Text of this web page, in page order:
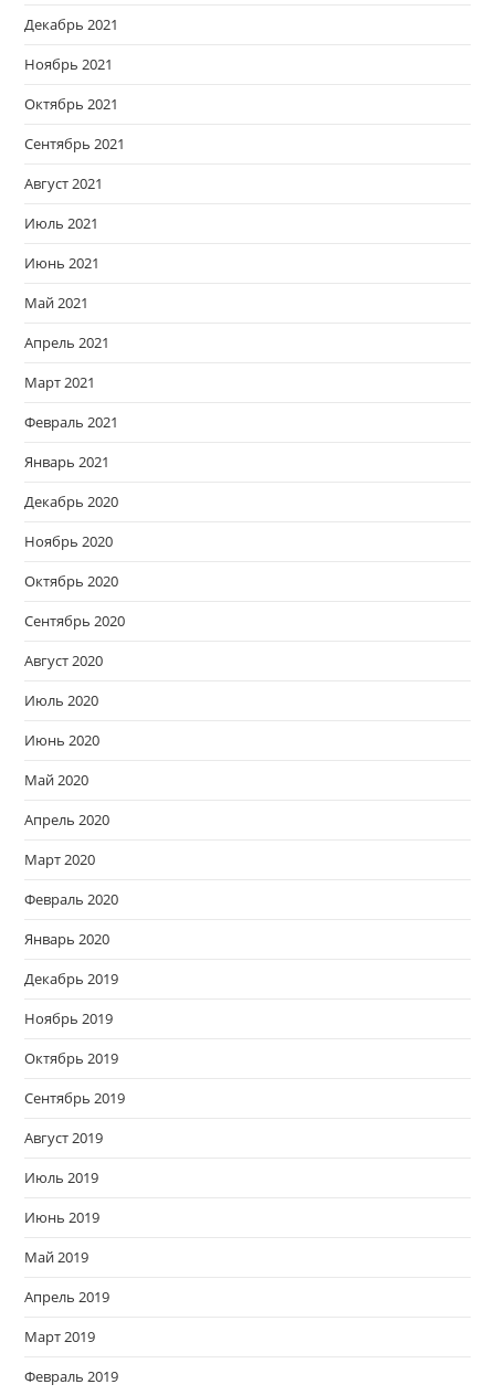
Декабрь 2021
Ноябрь 2021
Октябрь 2021
Сентябрь 2021
Август 2021
Июль 2021
Июнь 2021
Май 2021
Апрель 2021
Март 2021
Февраль 2021
Январь 2021
Декабрь 2020
Ноябрь 2020
Октябрь 2020
Сентябрь 2020
Август 2020
Июль 2020
Июнь 2020
Май 2020
Апрель 2020
Март 2020
Февраль 2020
Январь 2020
Декабрь 2019
Ноябрь 2019
Октябрь 2019
Сентябрь 2019
Август 2019
Июль 2019
Июнь 2019
Май 2019
Апрель 2019
Март 2019
Февраль 2019